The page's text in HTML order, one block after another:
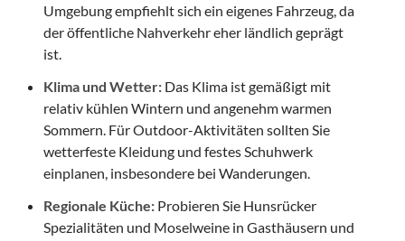
Umgebung empfiehlt sich ein eigenes Fahrzeug, da
der öffentliche Nahverkehr eher ländlich geprägt
ist.
Klima und Wetter: Das Klima ist gemäßigt mit
relativ kühlen Wintern und angenehm warmen
Sommern. Für Outdoor-Aktivitäten sollten Sie
wetterfeste Kleidung und festes Schuhwerk
einplanen, insbesondere bei Wanderungen.
Regionale Küche: Probieren Sie Hunsrücker
Spezialitäten und Moselweine in Gasthäusern und